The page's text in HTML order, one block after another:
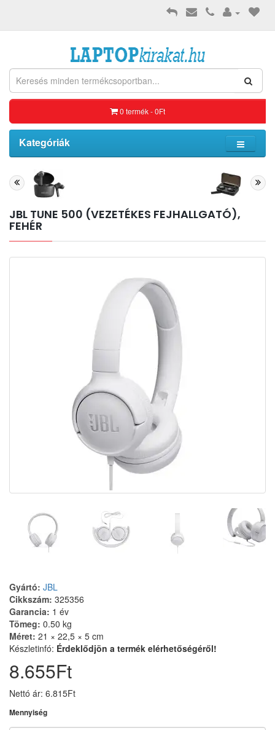
0 termék - 0Ft
Kategóriák
JBL TUNE 500 (VEZETÉKES FEJHALLGATÓ),
FEHÉR
Gyártó: JBL
Cikkszám: 325356
Garancia: 1 év
Tömeg: 0.50 kg
Méret: 21 × 22,5 × 5 cm
Készletinfó: Érdeklődjön a termék elérhetőségéről!
8.655Ft
Nettó ár: 6.815Ft
Mennyiség